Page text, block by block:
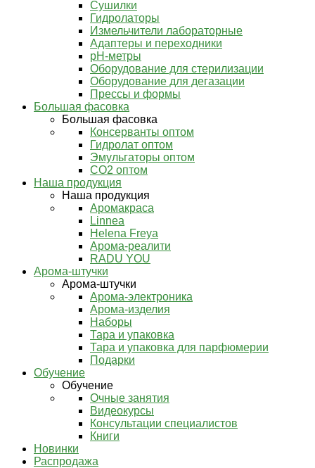
Сушилки
Гидролаторы
Измельчители лабораторные
Адаптеры и переходники
pH-метры
Оборудование для стерилизации
Оборудование для дегазации
Прессы и формы
Большая фасовка
Большая фасовка
Консерванты оптом
Гидролат оптом
Эмульгаторы оптом
СО2 оптом
Наша продукция
Наша продукция
Аромакраса
Linnea
Helena Freya
Арома-реалити
RADU YOU
Арома-штучки
Арома-штучки
Арома-электроника
Арома-изделия
Наборы
Тара и упаковка
Тара и упаковка для парфюмерии
Подарки
Обучение
Обучение
Очные занятия
Видеокурсы
Консультации специалистов
Книги
Новинки
Распродажа